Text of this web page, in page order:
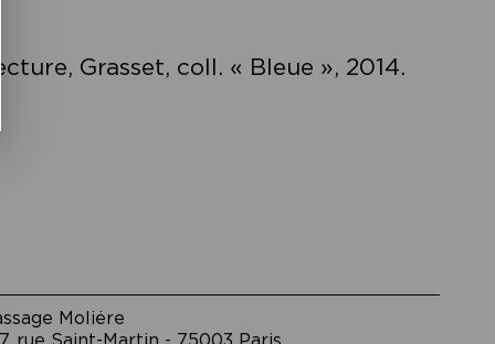
Grasset, coll. « Bleue », 2014.
Moliėre